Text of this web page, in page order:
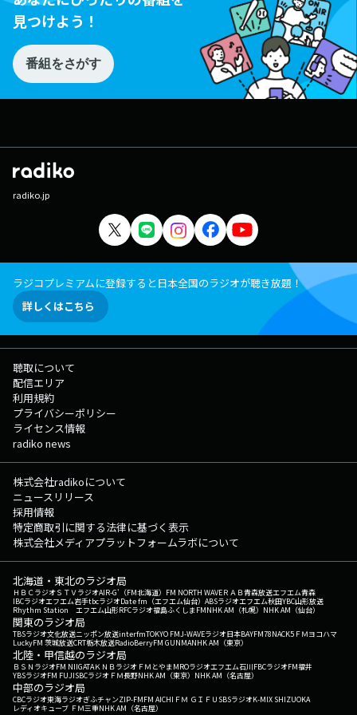
見つけよう！
番組をさがす
radiko.jp
ラジコプレミアムに登録すると日本全国のラジオが聴き放題！
詳しくはこちら
聴取について
配信エリア
利用規約
プライバシーポリシー
ライセンス情報
radiko news
株式会社radikoについて
ニュースリリース
採用情報
特定商取引に関する法律に基づく表示
株式会社メディアプラットフォームラボについて
北海道・東北のラジオ局
ＨＢＣラジオＳＴＶラジオAIR-G'（FM北海道） FM NORTH WAVEＲＡＢ青森放送エフエム青森
IBCラジオエフエム岩手tbcラジオDate fm（エフエム仙台） ABSラジオエフエム秋田YBC山形放送
Rhythm Station エフエム山形RFCラジオ福島ふくしまFMNHK AM（札幌） NHK AM（仙台）
関東のラジオ局
TBSラジオ文化放送ニッポン放送interfmTOKYO FMJ-WAVEラジオ日本BAYFM78NACK5 ＦＭヨコハマ
LuckyFM 茨城放送CRT栃木放送RadioBerryFM GUNMANHK AM（東京）
北陸・甲信越のラジオ局
ＢＳＮラジオFM NIIGATAＫＮＢラジオ ＦＭとやまMROラジオエフエム石川FBCラジオFM福井
YBSラジオFM FUJISBCラジオ ＦＭ長野NHK AM（東京） NHK AM（名古屋）
中部のラジオ局
CBCラジオ東海ラジオぎふチャンZIP-FMFM AICHI ＦＭ ＧＩＦＵ SBSラジオK-MIX SHIZUOKA
レディオキューブ ＦＭ三重NHK AM（名古屋）